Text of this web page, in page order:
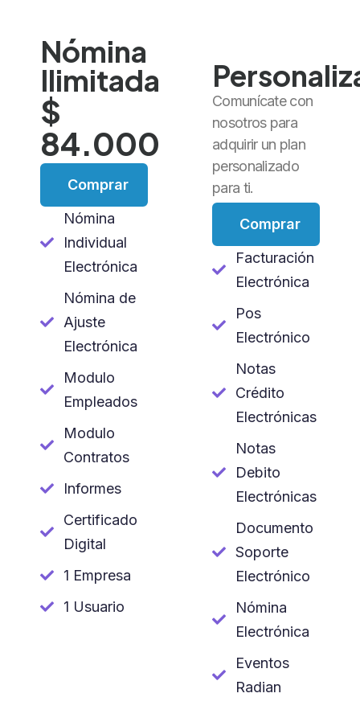
Nómina
Ilimitada
$
84.000
Comprar
Nómina
Individual
Electrónica
Nómina de
Ajuste
Electrónica
Modulo
Empleados
Modulo
Contratos
Informes
Certificado
Digital
1 Empresa
1 Usuario
Comunícate con
nosotros para
adquirir un plan
personalizado
para ti.
Comprar
Facturación
Electrónica
Pos
Electrónico
Notas
Crédito
Electrónicas
Notas
Debito
Electrónicas
Documento
Soporte
Electrónico
Nómina
Electrónica
Eventos
Radian